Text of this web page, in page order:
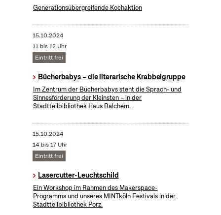
Generationsübergreifende Kochaktion
15.10.2024
11 bis 12 Uhr
Eintritt frei
Bücherbabys – die literarische Krabbelgruppe
Im Zentrum der Bücherbabys steht die Sprach- und
Sinnesförderung der Kleinsten – in der
Stadtteilbibliothek Haus Balchem.
15.10.2024
14 bis 17 Uhr
Eintritt frei
Lasercutter-Leuchtschild
Ein Workshop im Rahmen des Makerspace-
Programms und unseres MINTköln Festivals in der
Stadtteilbibliothek Porz.